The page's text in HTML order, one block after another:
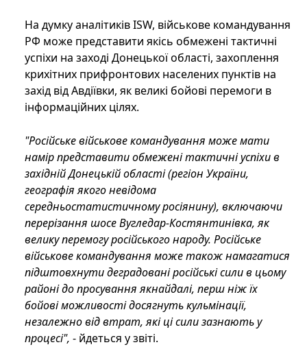
На думку аналітиків ISW, військове командування
РФ може представити якісь обмежені тактичні
успіхи на заході Донецької області, захоплення
крихітних прифронтових населених пунктів на
захід від Авдіївки, як великі бойові перемоги в
інформаційних цілях.
"Російське військове командування може мати
намір представити обмежені тактичні успіхи в
західній Донецькій області (регіон України,
географія якого невідома
середньостатистичному росіянину), включаючи
перерізання шосе Вугледар-Костянтинівка, як
велику перемогу російського народу. Російське
військове командування може також намагатися
підштовхнути деградовані російські сили в цьому
районі до просування якнайдалі, перш ніж їх
бойові можливості досягнуть кульмінації,
незалежно від втрат, які ці сили зазнають у
процесі", - йдеться у звіті.